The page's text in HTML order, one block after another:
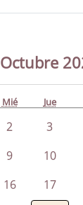
Octubre
Mié Jue
2 3
9 10
16 17